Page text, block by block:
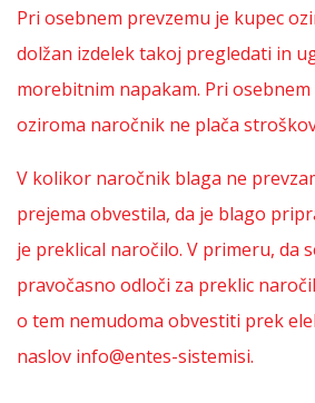
Pri osebnem prevzemu je kupec
dolžan izdelek takoj pregledati in
morebitnim napakam. Pri
oziroma naročnik ne plača
V kolikor naročnik blaga ne
prejema obvestila, da je blago
je preklical naročilo. V primeru, da
pravočasno odloči za preklic
o tem nemudoma obvestiti prek
naslov info@entes-sistemisi.